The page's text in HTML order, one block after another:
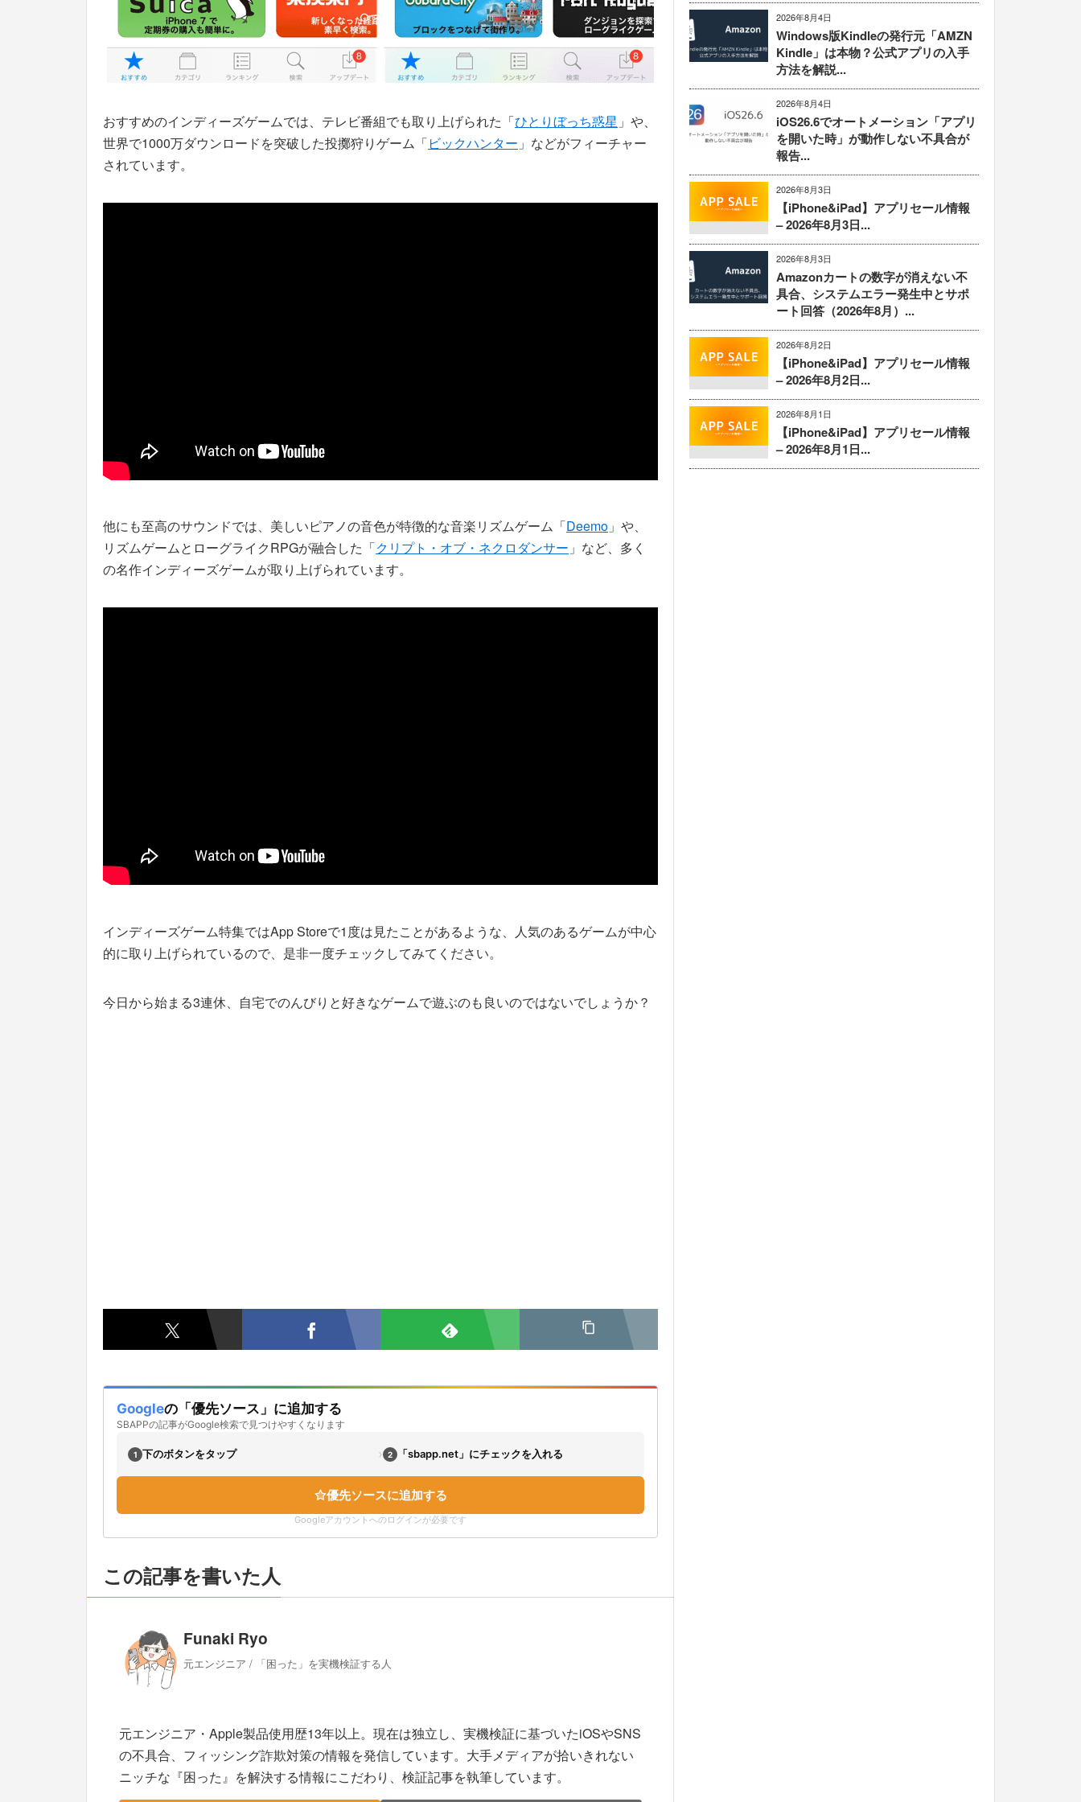
おすすめのインディーズゲームでは、テレビ番組でも取り上げられた「ひとりぼっち惑星 」や、
世界で1000万ダウンロードを突破した投擲狩りゲーム「ビックハンター 」などがフィーチャー
されています。
他にも至高のサウンドでは、美しいピアノの音色が特徴的な音楽リズムゲーム「Deemo 」や、
リズムゲームとローグライクRPGが融合した「クリプト・オブ・ネクロダンサー 」など、多く
の名作インディーズゲームが取り上げられています。
インディーズゲーム特集ではApp Storeで1度は見たことがあるような、人気のあるゲームが中心
的に取り上げられているので、是非一度チェックしてみてください。
今日から始まる3連休、自宅でのんびりと好きなゲームで遊ぶのも良いのではないでしょうか？
Googleの「優先ソース」に追加する
SBAPPの記事がGoogle検索で見つけやすくなります
1 下のボタンをタップ › 2 「sbapp.net」にチェックを入れる
優先ソースに追加する
Googleアカウントへのログインが必要です
この記事を書いた人
Funaki Ryo
元エンジニア / 「困った」を実機検証する人
元エンジニア・Apple製品使用歴13年以上。現在は独立し、実機検証に基づいたiOSやSNS
の不具合、フィッシング詐欺対策の情報を発信しています。大手メディアが拾いきれない
ニッチな『困った』を解決する情報にこだわり、検証記事を執筆しています。
2026年8月4日
Windows版Kindleの発行元「AMZN
Kindle」は本物？公式アプリの入手
方法を解説...
2026年8月4日
iOS26.6でオートメーション「アプリ
を開いた時」が動作しない不具合が
報告...
2026年8月3日
【iPhone&iPad】アプリセール情報
– 2026年8月3日...
2026年8月3日
Amazonカートの数字が消えない不
具合、システムエラー発生中とサポ
ート回答（2026年8月）...
2026年8月2日
【iPhone&iPad】アプリセール情報
– 2026年8月2日...
2026年8月1日
【iPhone&iPad】アプリセール情報
– 2026年8月1日...